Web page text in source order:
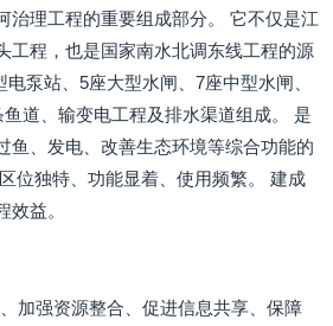
治理工程的重要组成部分。 它不仅是江
工程，也是国家南水北调东线工程的源
泵站、5座大型水闸、7座中型水闸、
道、输变电工程及排水渠道组成。 是
鱼、发电、改善生态环境等综合功能的
位独特、功能显着、使用频繁。 建成
效益。
加强资源整合、促进信息共享、保障